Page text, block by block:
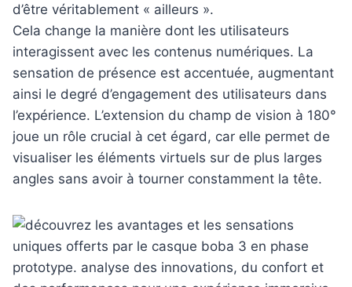
d’être véritablement « ailleurs ».
Cela change la manière dont les utilisateurs
interagissent avec les contenus numériques. La
sensation de présence est accentuée, augmentant
ainsi le degré d’engagement des utilisateurs dans
l’expérience. L’extension du champ de vision à 180°
joue un rôle crucial à cet égard, car elle permet de
visualiser les éléments virtuels sur de plus larges
angles sans avoir à tourner constamment la tête.